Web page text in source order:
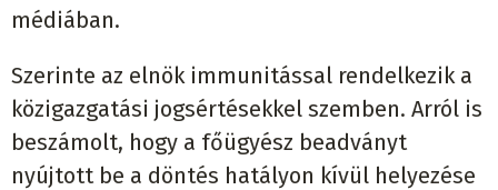
médiában.
Szerinte az elnök immunitással rendelkezik a
közigazgatási jogsértésekkel szemben. Arról is
beszámolt, hogy a főügyész beadványt
nyújtott be a döntés hatályon kívül helyezése